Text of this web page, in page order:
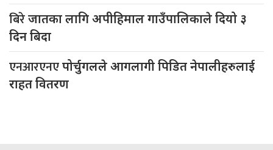
बिरेजातका लागि अपीहिमाल गाउँपालिकाले दियो ३
दिन बिदा
एनआरएनएपोर्चुगलले आगलागी पिडित नेपालीहरुलाई
राहत वितरण